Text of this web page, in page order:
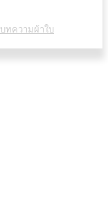
บทความผ้าใบ